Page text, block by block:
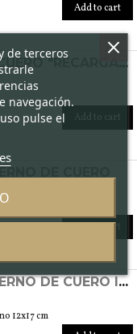
Add to cart
CUADERNO EN CUERO "RECARGABLE"
Add to cart
12x17 cm
Add to cart
ÁLBUM Y CUADERNO DE CUERO INCRUSTADO
12x17 cm
de terceros
navegación.
pulse el